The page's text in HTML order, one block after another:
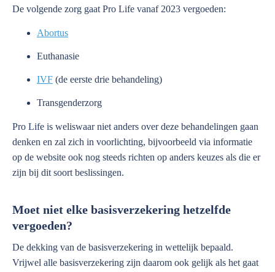
De volgende zorg gaat Pro Life vanaf 2023 vergoeden:
Abortus
Euthanasie
IVF (de eerste drie behandeling)
Transgenderzorg
Pro Life is weliswaar niet anders over deze behandelingen gaan
denken en zal zich in voorlichting, bijvoorbeeld via informatie
op de website ook nog steeds richten op anders keuzes als die er
zijn bij dit soort beslissingen.
Moet niet elke basisverzekering hetzelfde
vergoeden?
De dekking van de basisverzekering in wettelijk bepaald.
Vrijwel alle basisverzekering zijn daarom ook gelijk als het gaat